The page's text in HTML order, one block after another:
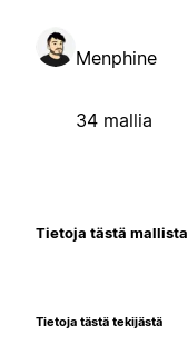
Menphine
34 mallia
Tietoja tästä mallista
Tietoja tästä tekijästä